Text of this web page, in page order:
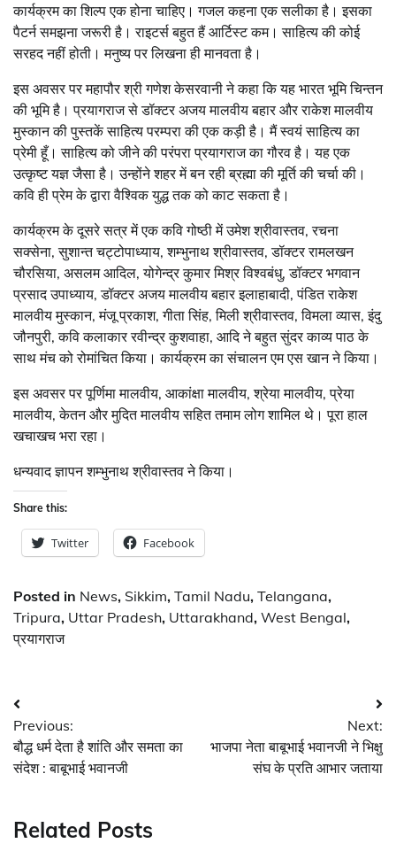
कार्यक्रम का शिल्प एक होना चाहिए। गजल कहना एक सलीका है। इसका
पैटर्न समझना जरूरी है। राइटर्स बहुत हैं आर्टिस्ट कम। साहित्य की कोई
सरहद नहीं होती। मनुष्य पर लिखना ही मानवता है।
इस अवसर पर महापौर श्री गणेश केसरवानी ने कहा कि यह भारत भूमि चिन्तन
की भूमि है। प्रयागराज से डॉक्टर अजय मालवीय बहार और राकेश मालवीय
मुस्कान की पुस्तकें साहित्य परम्परा की एक कड़ी है। मैं स्वयं साहित्य का
प्रेमी हूँ। साहित्य को जीने की परंपरा प्रयागराज का गौरव है। यह एक
उत्कृष्ट यज्ञ जैसा है। उन्होंने शहर में बन रही ब्रह्मा की मूर्ति की चर्चा की।
कवि ही प्रेम के द्वारा वैश्विक युद्ध तक को काट सकता है।
कार्यक्रम के दूसरे सत्र में एक कवि गोष्ठी में उमेश श्रीवास्तव, रचना
सक्सेना, सुशान्त चट्टोपाध्याय, शम्भुनाथ श्रीवास्तव, डॉक्टर रामलखन
चौरसिया, असलम आदिल, योगेन्द्र कुमार मिश्र विश्वबंधु, डॉक्टर भगवान
प्रसाद उपाध्याय, डॉक्टर अजय मालवीय बहार इलाहाबादी, पंडित राकेश
मालवीय मुस्कान, मंजू प्रकाश, गीता सिंह, मिली श्रीवास्तव, विमला व्यास, इंदु
जौनपुरी, कवि कलाकार रवीन्द्र कुशवाहा, आदि ने बहुत सुंदर काव्य पाठ के
साथ मंच को रोमांचित किया। कार्यक्रम का संचालन एम एस खान ने किया।
इस अवसर पर पूर्णिमा मालवीय, आकांक्षा मालवीय, श्रेया मालवीय, प्रेया
मालवीय, केतन और मुदित मालवीय सहित तमाम लोग शामिल थे। पूरा हाल
खचाखच भरा रहा।
धन्यवाद ज्ञापन शम्भुनाथ श्रीवास्तव ने किया।
Share this:
Twitter Facebook
Posted in News, Sikkim, Tamil Nadu, Telangana,
Tripura, Uttar Pradesh, Uttarakhand, West Bengal,
प्रयागराज
Post
navigation
Previous:
बौद्ध धर्म देता है शांति और समता का
संदेश : बाबूभाई भवानजी
Next:
भाजपा नेता बाबूभाई भवानजी ने भिक्षु
संघ के प्रति आभार जताया
Related Posts